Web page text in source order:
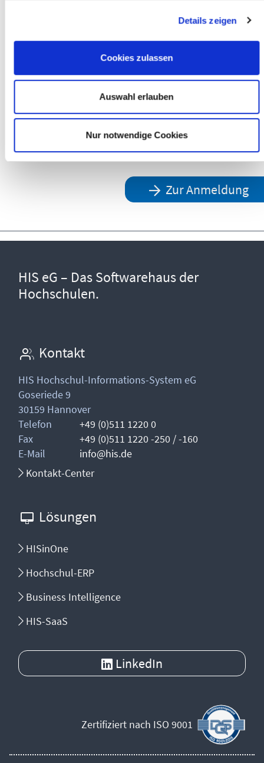
Details zeigen
Cookies zulassen
Auswahl erlauben
Nur notwendige Cookies
Voraussetzungen Keine
Teilnahmegebühr
565,00 €, zzgl. gesetzl. USt.
VeranstaltungsformOnline-Veranstaltung
Zur Anmeldung
HIS eG – Das Softwarehaus der
Hochschulen.
Kontakt
HIS Hochschul-Informations-System eG
Goseriede 9
30159 Hannover
Telefon
+49 (0)511 1220 0
Fax
+49 (0)511 1220 -250 / -160
E-Mail
info@his.de
Kontakt-Center
Lösungen
HISinOne
Hochschul-ERP
Business Intelligence
HIS-SaaS
LinkedIn
Zertifiziert nach ISO 9001